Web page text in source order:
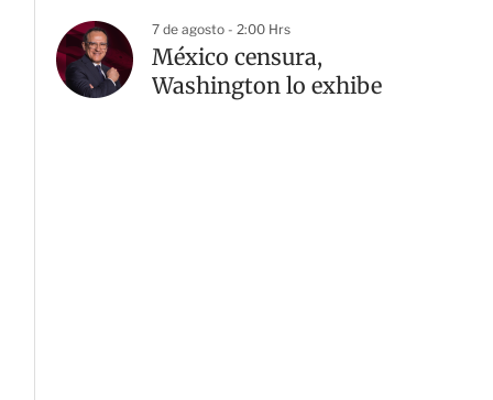
7 de agosto - 2:00 Hrs
México censura,
Washington lo exhibe